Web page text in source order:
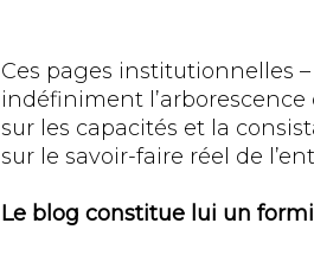
Ces pages institutionnelles
indéfiniment
sur les capacités et la
sur le savoir-faire réel de
Le blog constitue lui un